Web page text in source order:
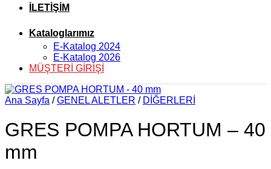
İLETİŞİM
Kataloglarımız
E-Katalog 2024
E-Katalog 2026
MÜŞTERİ GİRİŞİ
Ana Sayfa / GENEL ALETLER / DİĞERLERİ
GRES POMPA HORTUM – 40
mm